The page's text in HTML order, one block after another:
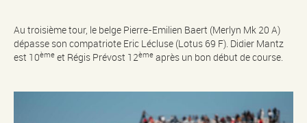
Au troisième tour, le belge Pierre-Emilien Baert (Merlyn Mk 20 A)
dépasse son compatriote Eric Lécluse (Lotus 69 F). Didier Mantz
est 10ème et Régis Prévost 12ème après un bon début de course.